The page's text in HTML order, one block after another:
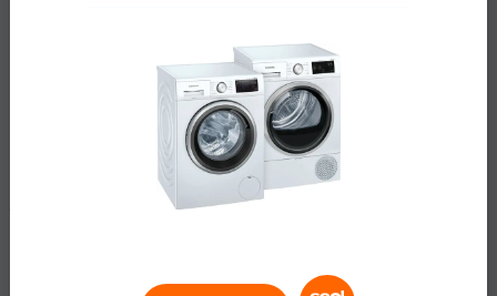
Deze meet precies het gewicht en de vuiltegraad van je
wasgoed en past daar de hoeveelheid tijd en water op
aan. Zo bespaar je water en energie.
De wasdroger is zeer energiezuinig en gaat jarenlang
mee dankzij de topklasse bouwkwaliteit. Daarnaast heb
je weinig onderhoud aan deze droogautomaat. De
energiezuinig. Met slechts 64 decibel aan geluid is dit